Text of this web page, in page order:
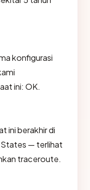
konfigurasi
ini: OK.
ini berakhir di
— terlihat
traceroute.